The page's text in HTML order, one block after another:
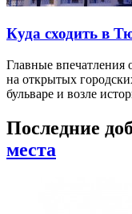
Куда сходить в
Главные
на открытых
бульваре и возле
Последние
места